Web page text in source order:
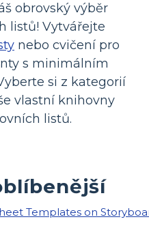
obrovský výběr
listů! Vytvářejte
nebo cvičení pro
s minimálním
si z kategorií
vlastní knihovny
listů.